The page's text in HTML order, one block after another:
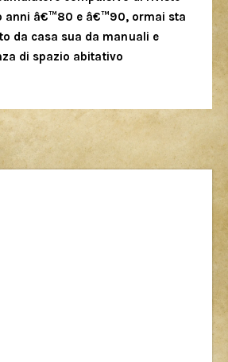
anni â€™80 e â€™90, ormai sta
da casa sua da manuali e
di spazio abitativo